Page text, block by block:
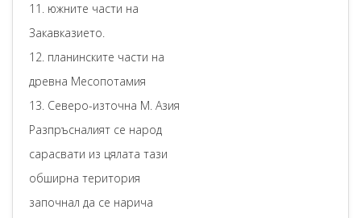
11. южните части на
Закавказието.
12. планинските части на
древна Месопотамия
13. Северо-източна М. Азия
Разпръсналият се народ
сарасвати из цялата тази
обширна територия
започнал да се нарича